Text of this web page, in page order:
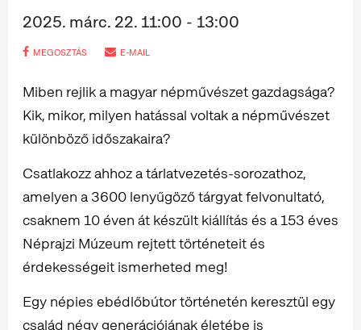
2025. márc. 22. 11:00 - 13:00
MEGOSZTÁS E-MAIL
Miben rejlik a magyar népművészet gazdagsága?
Kik, mikor, milyen hatással voltak a népművészet
különböző időszakaira?
Csatlakozz ahhoz a tárlatvezetés-sorozathoz,
amelyen a 3600 lenyűgöző tárgyat felvonultató,
csaknem 10 éven át készült kiállítás és a 153 éves
Néprajzi Múzeum rejtett történeteit és
érdekességeit ismerheted meg!
Egy népies ebédlőbútor történetén keresztül egy
család négy generációjának életébe is